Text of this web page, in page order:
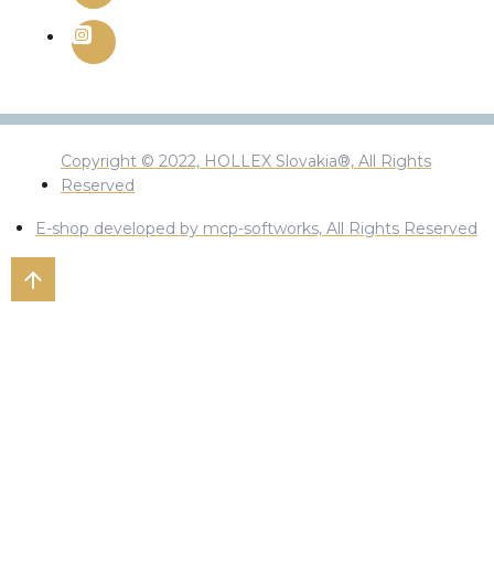
Copyright © 2022, HOLLEX Slovakia®, All Rights
Reserved
E-shop developed by mcp-softworks, All Rights Reserved